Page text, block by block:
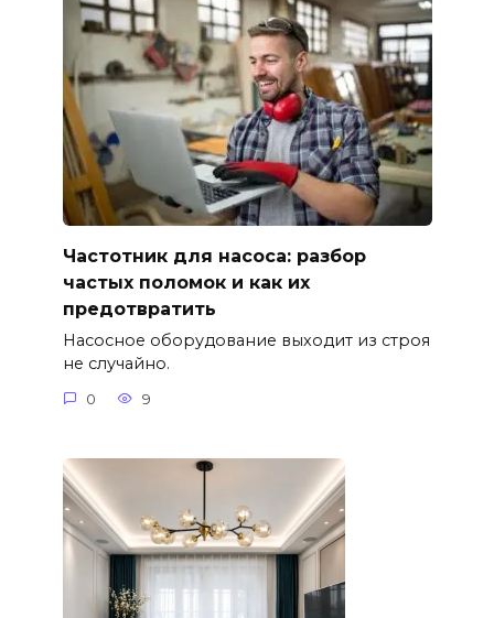
Частотник для насоса: разбор
частых поломок и как их
предотвратить
Насосное оборудование выходит из строя
не случайно.
0 9